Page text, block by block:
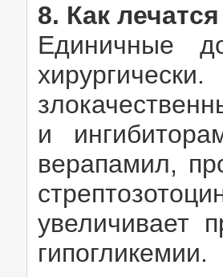
8. Как
Единичные
и
верапамил,
увеличивает
гипогликемии.